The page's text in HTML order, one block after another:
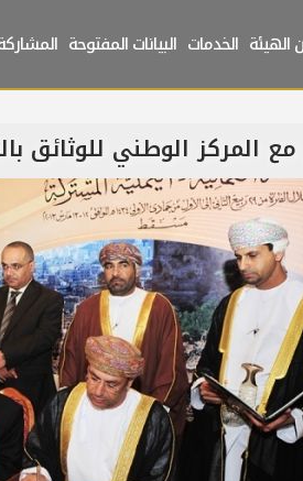
الهيئة الخدمات البيانات المفتوحة
المركز الوطني للوثائق